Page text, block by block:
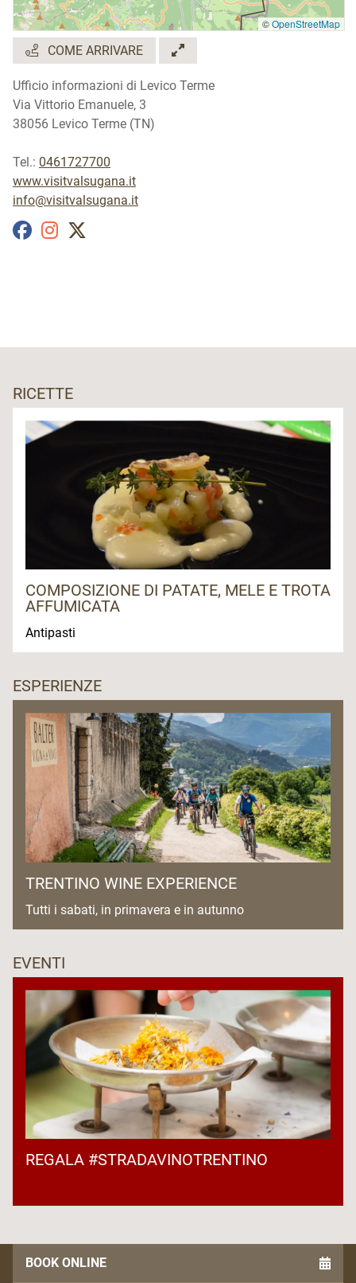
©OpenStreetMap
COME ARRIVARE
Ufficio informazioni di Levico Terme
Via Vittorio Emanuele, 3
38056 Levico Terme (TN)
Tel.: 0461727700
www.visitvalsugana.it
info@visitvalsugana.it
RICETTE
COMPOSIZIONE DI PATATE, MELE E TROTA
AFFUMICATA
Antipasti
ESPERIENZE
TRENTINO WINE EXPERIENCE
Tutti i sabati, in primavera e in autunno
EVENTI
REGALA #STRADAVINOTRENTINO
BOOK ONLINE